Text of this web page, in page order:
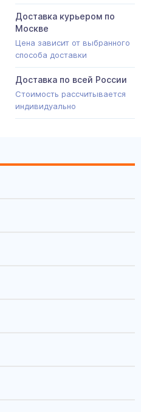
Доставка курьером по
Москве
Цена зависит от выбранного
способа доставки
Доставка по всей России
Стоимость рассчитывается
индивидуально